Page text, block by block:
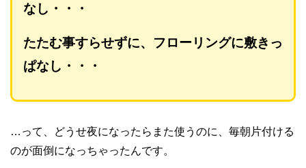
なし・・・
たたむ事すらせずに、フローリングに敷きっ
ぱなし・・・
…って、どうせ夜になったらまた使うのに、毎朝片付ける
のが面倒になっちゃったんです。